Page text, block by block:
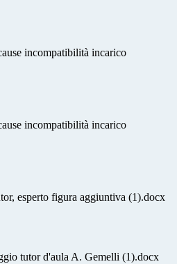
incompatibilità incarico
incompatibilità incarico
esperto figura aggiuntiva (1).docx
tutor d'aula A. Gemelli (1).docx